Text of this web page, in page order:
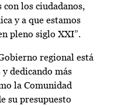
los ciudadanos,
y a que estamos
pleno siglo XXI”.
regional está
dedicando más
la Comunidad
su presupuesto